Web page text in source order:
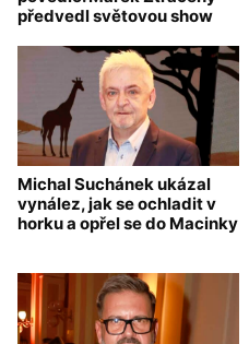
předvedl světovou show
Michal Suchánek ukázal
vynález, jak se ochladit v
horku a opřel se do Macinky